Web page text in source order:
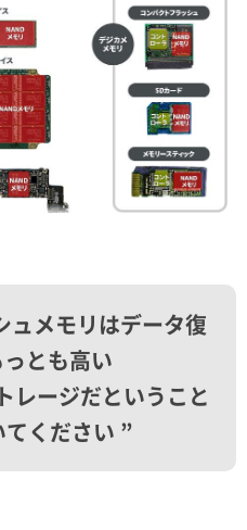
ュメモリはデータ復
とも高い
レージだということ
ください ”